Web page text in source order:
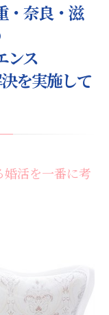
・奈良・滋
ンス
を実施して
活を一番に考